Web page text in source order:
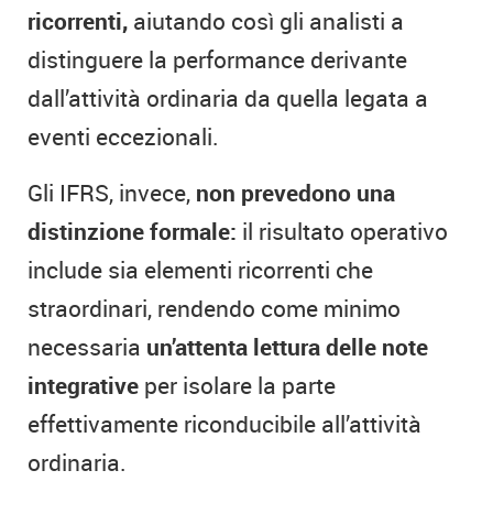
ricorrenti, aiutando così gli analisti a
distinguere la performance derivante
dall’attività ordinaria da quella legata a
eventi eccezionali.
Gli IFRS, invece, non prevedono una
distinzione formale: il risultato operativo
include sia elementi ricorrenti che
straordinari, rendendo come minimo
necessaria un’attenta lettura delle note
integrative per isolare la parte
effettivamente riconducibile all’attività
ordinaria.